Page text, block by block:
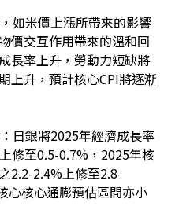
如米價上漲所帶來的影響
價交互作用帶來的溫和回
長率上升，勞動力短缺將
上升，預計核心CPI將逐漸
日銀將2025年經濟成長率
修至0.5-0.7%，2025年核
2.2-2.4%上修至2.8-
心核心通膨預估區間亦小